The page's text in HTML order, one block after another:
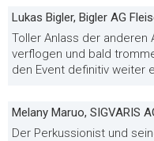
Lukas Bigler, Bigler AG
Toller Anlass der
verflogen und bald
den Event definitiv weiter
Melany Maruo, SIGVARIS
Der Perkussionist und